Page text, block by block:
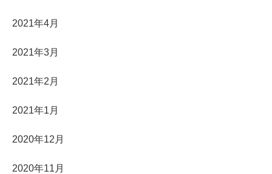
2021年4月
2021年3月
2021年2月
2021年1月
2020年12月
2020年11月